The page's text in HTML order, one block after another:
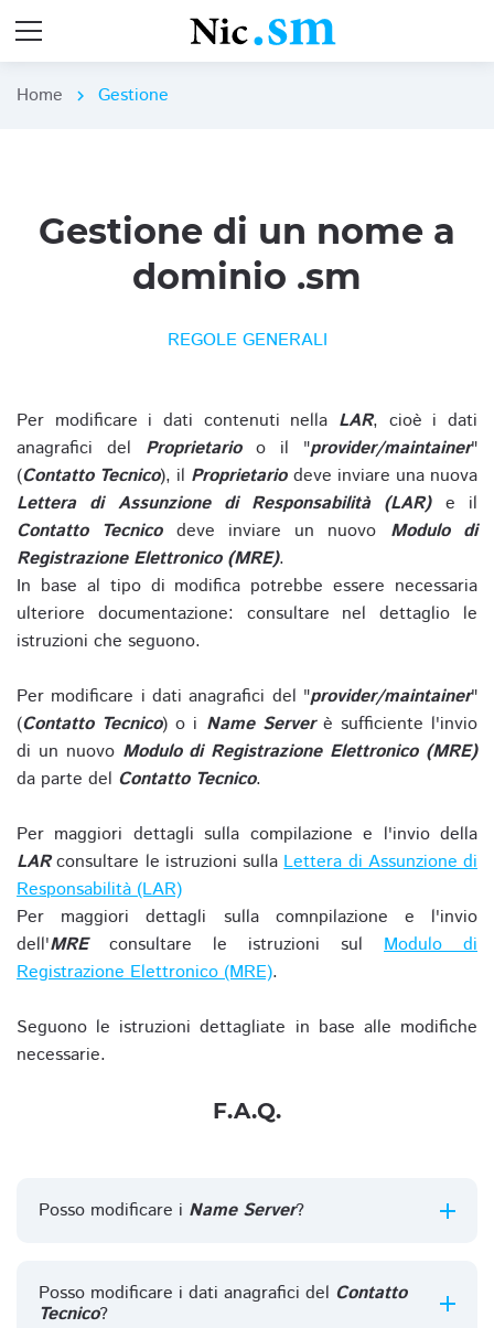
Home chevron_right Gestione
Gestione di un nome a
dominio .sm
REGOLE GENERALI
Per modificare i dati contenuti nella LAR, cioè i dati
anagrafici del Proprietarioo il "provider/maintainer"
(Contatto Tecnico), il Proprietariodeve inviare una nuova
Lettera di Assunzione di Responsabilità (LAR)e il
Contatto Tecnicodeve inviare un nuovo Modulo di
Registrazione Elettronico (MRE).
In base al tipo di modifica potrebbe essere necessaria
ulteriore documentazione: consultare nel dettaglio le
istruzioni che seguono.
Per modificare i dati anagrafici del "provider/maintainer"
(Contatto Tecnico) o i Name Serverè sufficiente l'invio
di un nuovo Modulo di Registrazione Elettronico (MRE)
da parte del Contatto Tecnico.
Per maggiori dettagli sulla compilazione e l'invio della
LARconsultare le istruzioni sullaLettera di Assunzione di
Responsabilità (LAR)
Per maggiori dettagli sulla comnpilazione e l'invio
dell'MREconsultare le istruzioni sul Modulo di
Registrazione Elettronico (MRE).
Seguono le istruzioni dettagliate in base alle modifiche
necessarie.
F.A.Q.
Posso modificare i Name Server?
Posso modificare i dati anagrafici del Contatto
Tecnico?